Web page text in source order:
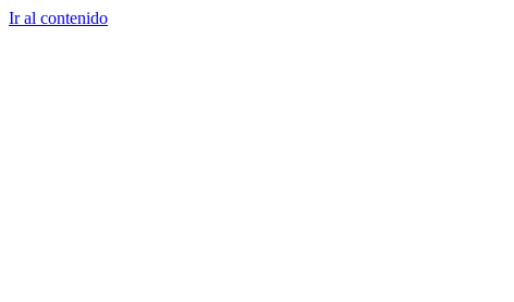
Ir al contenido